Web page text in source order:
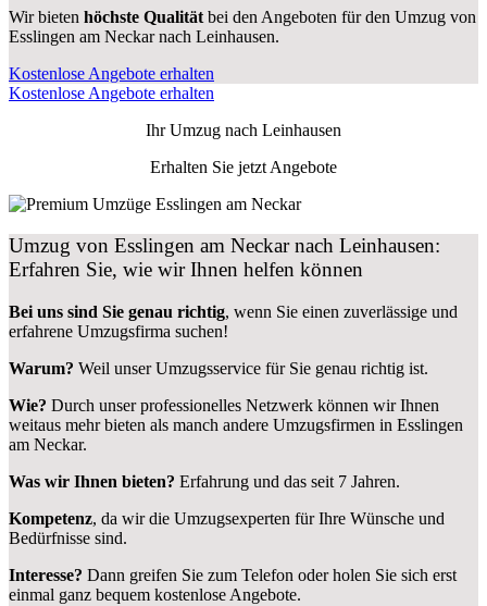
Wir bieten höchste Qualität bei den Angeboten für den Umzug von
Esslingen am Neckar nach Leinhausen.
Kostenlose Angebote erhalten
Kostenlose Angebote erhalten
Ihr Umzug nach Leinhausen
Erhalten Sie jetzt Angebote
Umzug von Esslingen am Neckar nach Leinhausen:
Erfahren Sie, wie wir Ihnen helfen können
Bei uns sind Sie genau richtig, wenn Sie einen zuverlässige und
erfahrene Umzugsfirma suchen!
Warum? Weil unser Umzugsservice für Sie genau richtig ist.
Wie? Durch unser professionelles Netzwerk können wir Ihnen
weitaus mehr bieten als manch andere Umzugsfirmen in Esslingen
am Neckar.
Was wir Ihnen bieten? Erfahrung und das seit 7 Jahren.
Kompetenz, da wir die Umzugsexperten für Ihre Wünsche und
Bedürfnisse sind.
Interesse? Dann greifen Sie zum Telefon oder holen Sie sich erst
einmal ganz bequem kostenlose Angebote.